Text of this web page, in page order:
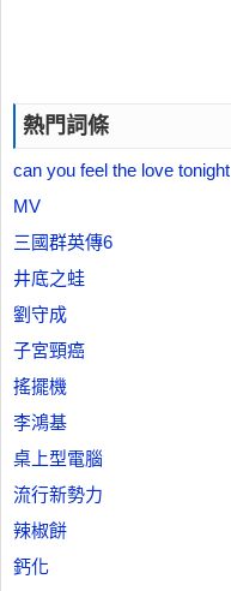
熱門詞條
can you feel the love tonight
MV
三國群英傳6
井底之蛙
劉守成
子宮頸癌
搖擺機
李鴻基
桌上型電腦
流行新勢力
辣椒餅
鈣化